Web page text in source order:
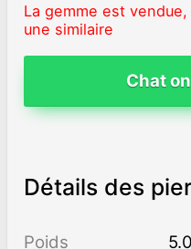
La gemme est
une similaire
Chat
Détails des
Poids